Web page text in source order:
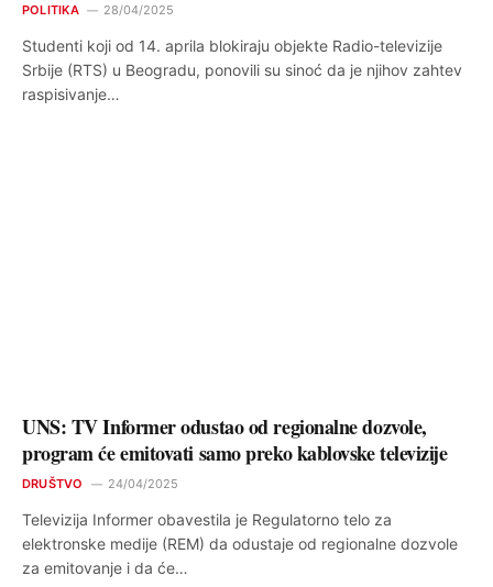
POLITIKA 28/04/2025
Studenti koji od 14. aprila blokiraju objekte Radio-televizije
Srbije (RTS) u Beogradu, ponovili su sinoć da je njihov zahtev
raspisivanje…
UNS: TV Informer odustao od regionalne dozvole,
program će emitovati samo preko kablovske televizije
DRUŠTVO 24/04/2025
Televizija Informer obavestila je Regulatorno telo za
elektronske medije (REM) da odustaje od regionalne dozvole
za emitovanje i da će…